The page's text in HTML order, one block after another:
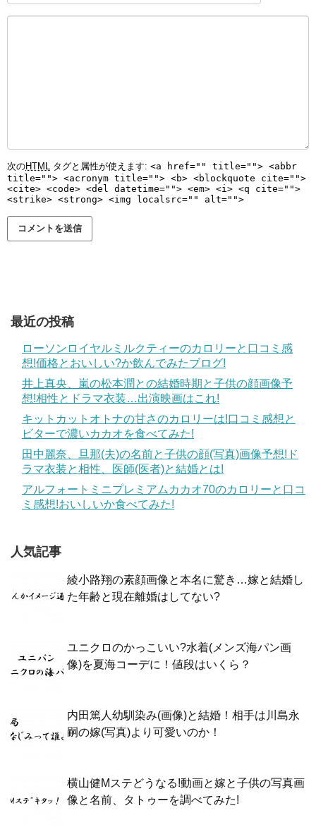
次のHTML タグと属性が使えます: <a href="" title=""> <abbr
title=""> <acronym title=""> <b> <blockquote cite="">
<cite> <code> <del datetime=""> <em> <i> <q cite="">
<strike> <strong> <img localsrc="" alt="">
最近の投稿
ローソンロイヤルミルクティーのカロリーと口コミ感
想!価格とおいしい?か飲んでみたブログ!
井上真央、嵐の松本潤との結婚時期と子供の顔画像予
想!相性とドラマ衣装…出演映画はこれ!
キットカットオトナの甘さのカロリーは!口コミ感想と
ビターで濃いカカオを食べてみた!
田中麗奈、旦那(夫)の名前と子供の顔(写真)画像予想!ド
ラマ衣装と相性、医師(医者)と結婚とは!
アルフォートミニプレミアムカカオ70のカロリーと口コ
ミ感想!おいしいか食べてみた!
人気記事
綾小路翔の素顔画像と本名に驚き…嫁と結婚し
た年齢と現在離婚はしてない?
ユニクロのかっこいい?水着(メンズ海パン画
像)を夏海コーデに！値段はいくら？
内田篤人幼馴染み(画像)と結婚！相手は川島永
嗣の嫁(写真)より可愛いのか！
横山健Mステどうなる!動画と嫁と子供の写真画
像と名前、タトゥーを調べてみた!